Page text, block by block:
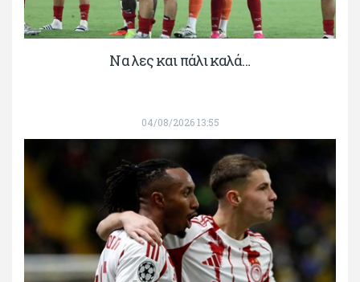
Να λες και πάλι καλά…
04/08/2026 13:55